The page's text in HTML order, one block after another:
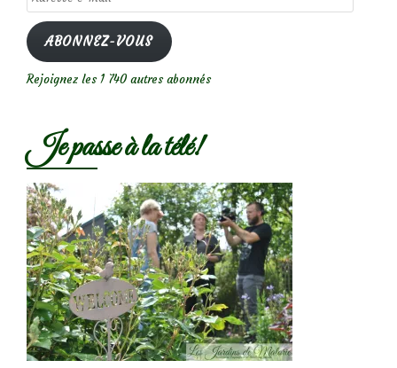
e-
mail
ABONNEZ-VOUS
Rejoignez les 1 740 autres abonnés
Je passe à la télé!